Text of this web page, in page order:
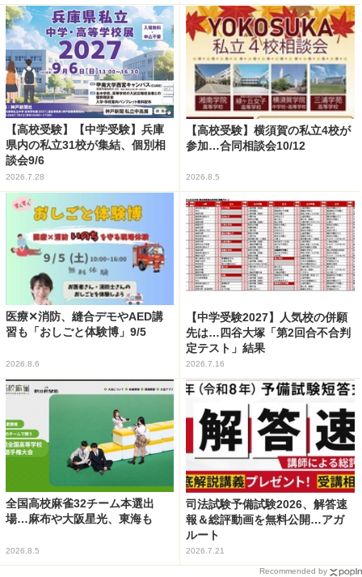
【高校受験】【中学受験】兵庫
県内の私立31校が集結、個別相
談会9/6
2026.7.28
【高校受験】横須賀の私立4校が
参加…合同相談会10/12
2026.8.5
医療✕消防、縫合デモやAED講
習も「おしごと体験博」9/5
2026.8.6
【中学受験2027】人気校の併願
先は…四谷大塚「第2回合不合判
定テスト」結果
2026.7.16
全国高校麻雀32チーム本選出
場…麻布や大阪星光、東海も
2026.8.5
司法試験予備試験2026、解答速
報＆総評動画を無料公開…アガ
ルート
2026.7.21
Recommended by